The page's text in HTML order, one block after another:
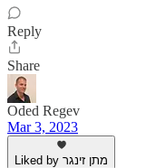
Reply
Share
Oded Regev
Mar 3, 2023
Liked by מתן זינגר